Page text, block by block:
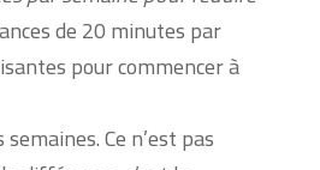
de 20 minutes par
pour commencer à
Ce n’est pas